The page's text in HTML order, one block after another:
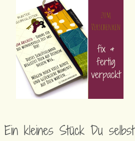
Ein kleines Stück Du selbst